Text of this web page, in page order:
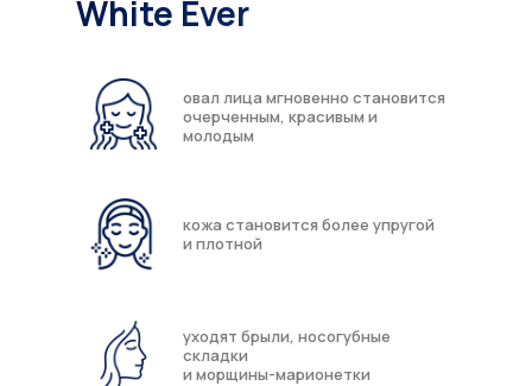
Не употребляйте алкоголь и кофе:
поэтому лучше ограничить их
употребление на время реабилитации.
Используйте солнцезащитные
средства: в течение всего периода
от солнца и использовать кремы с
высоким SPF, чтобы избежать
гиперпигментации.
White Ever
овал лица мгновенно становится
очерченным, красивым и
молодым
кожа становится более упругой
и плотной
уходят брыли, носогубные
складки
и морщины-марионетки